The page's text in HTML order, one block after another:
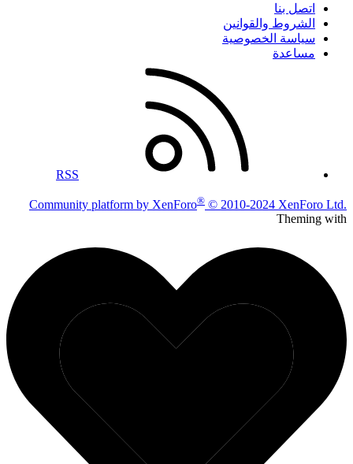
اتصل بنا
الشروط والقوانين
سياسة الخصوصية
مساعدة
RSS
Community platform by XenForo® © 2010-2024 XenForo Ltd.
Theming with